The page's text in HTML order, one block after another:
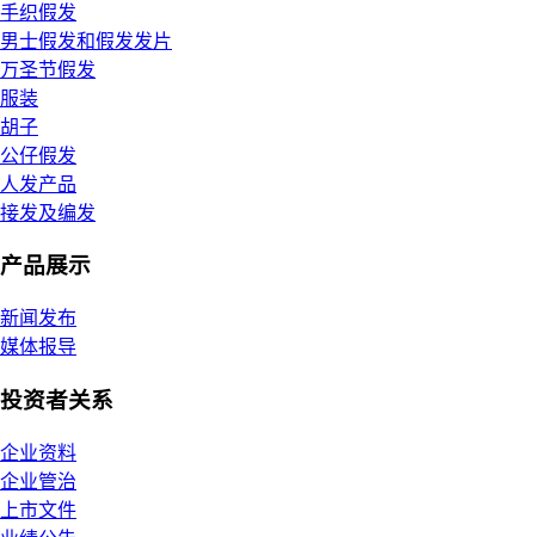
手织假发
男士假发和假发发片
万圣节假发
服装
胡子
公仔假发
人发产品
接发及编发
产品展示
新闻发布
媒体报导
投资者关系
企业资料
企业管治
上市文件